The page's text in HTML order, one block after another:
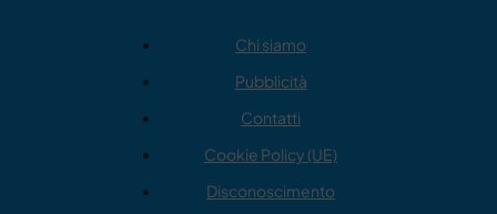
Chi siamo
Pubblicità
Contatti
Cookie Policy (UE)
Disconoscimento